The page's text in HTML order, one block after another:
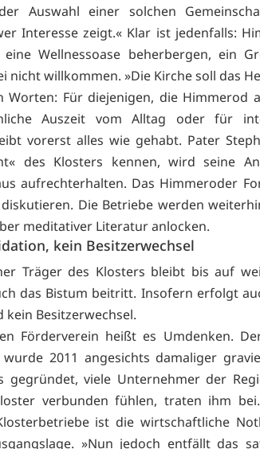
Auswahl einer solchen
Interesse zeigt.« Klar ist jedenfalls:
Wellnessoase beherbergen, ein
nicht willkommen. »Die Kirche soll das
Worten: Für diejenigen, die Himmerod
Auszeit vom Alltag oder für
vorerst alles wie gehabt. Pater
des Klosters kennen, wird seine
aufrechterhalten. Das Himmeroder
Die Betriebe werden
meditativer Literatur anlocken.
kein Besitzerwechsel
Träger des Klosters bleibt bis auf
das Bistum beitritt. Insofern erfolgt
kein Besitzerwechsel.
Förderverein heißt es Umdenken.
2011 angesichts damaliger
gegründet, viele Unternehmer der
verbunden fühlen, traten ihm
ist die wirtschaftliche
»Nun jedoch entfällt das